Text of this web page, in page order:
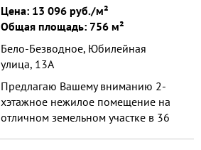
Цена: 13 096 руб./м²
Общая площадь: 756 м²
Бело-Безводное, Юбилейная
улица, 13А
Предлагаю Вашему вниманию 2-
хэтажное нежилое помещение на
отличном земельном участке в 36